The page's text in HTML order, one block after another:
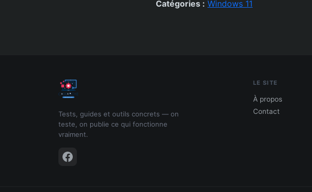
Catégories : Windows 11
Tests, guides et outils concrets — on
teste, on publie ce qui fonctionne
vraiment.
LE SITE
À propos
Contact